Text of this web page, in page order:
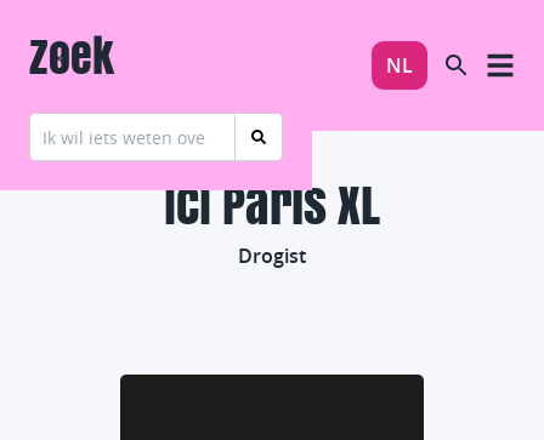
NL
Zoek
ICI Paris XL
Drogist